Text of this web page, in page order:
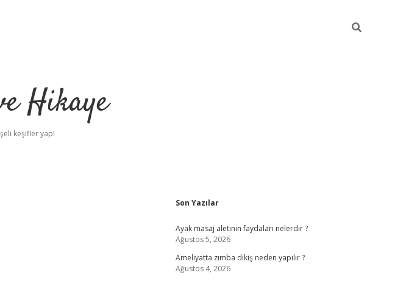
Hikaye
keşifler yap!
Sidebar
Son Yazılar
Ayak masaj aletinin faydaları nelerdir ?
Ağustos 5, 2026
Ameliyatta zımba dikiş neden yapılır ?
Ağustos 4, 2026